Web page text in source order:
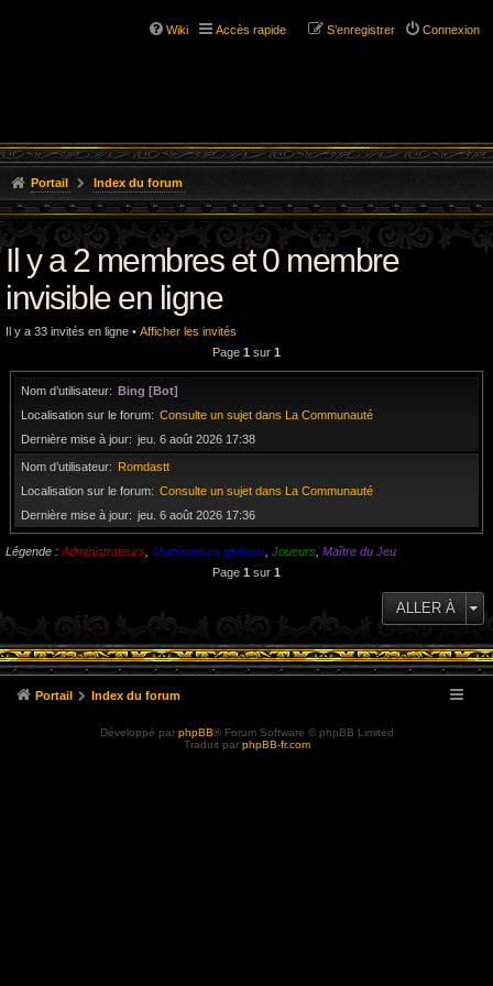
Wiki Accès rapide Connexion
S’enregistrer
Portail Index du forum
Il y a 2 membres et 0 membre
invisible en ligne
Il y a 33 invités en ligne • Afficher les invités
Page 1 sur 1
Nom d’utilisateur
Bing [Bot]
Localisation sur le forum
Consulte un sujet dans La Communauté
Dernière mise à jour
jeu. 6 août 2026 17:38
Nom d’utilisateur
Romdastt
Localisation sur le forum
Consulte un sujet dans La Communauté
Dernière mise à jour
jeu. 6 août 2026 17:36
Légende : Administrateurs Modérateurs globaux Joueurs Maître du Jeu
Page 1 sur 1
ALLER À
Portail Index du forum
Développé par phpBB® Forum Software © phpBB Limited
Traduit par phpBB-fr.com